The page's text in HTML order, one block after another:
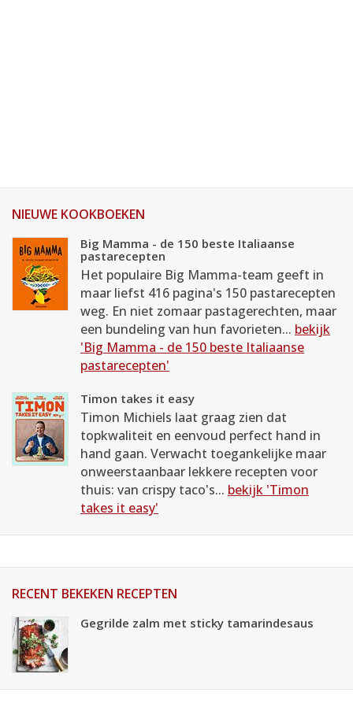
NIEUWE KOOKBOEKEN
Big Mamma - de 150 beste Italiaanse
pastarecepten
Het populaire Big Mamma-team geeft in
maar liefst 416 pagina's 150 pastarecepten
weg. En niet zomaar pastagerechten, maar
een bundeling van hun favorieten... bekijk
'Big Mamma - de 150 beste Italiaanse
pastarecepten'
Timon takes it easy
Timon Michiels laat graag zien dat
topkwaliteit en eenvoud perfect hand in
hand gaan. Verwacht toegankelijke maar
onweerstaanbaar lekkere recepten voor
thuis: van crispy taco's... bekijk 'Timon
takes it easy'
RECENT BEKEKEN RECEPTEN
Gegrilde zalm met sticky tamarindesaus